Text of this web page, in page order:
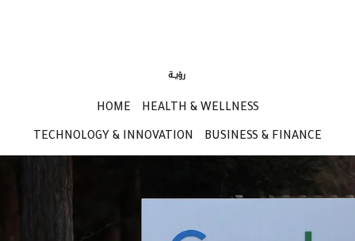
HOME HEALTH & WELLNESS
TECHNOLOGY & INNOVATION BUSINESS & FINANCE